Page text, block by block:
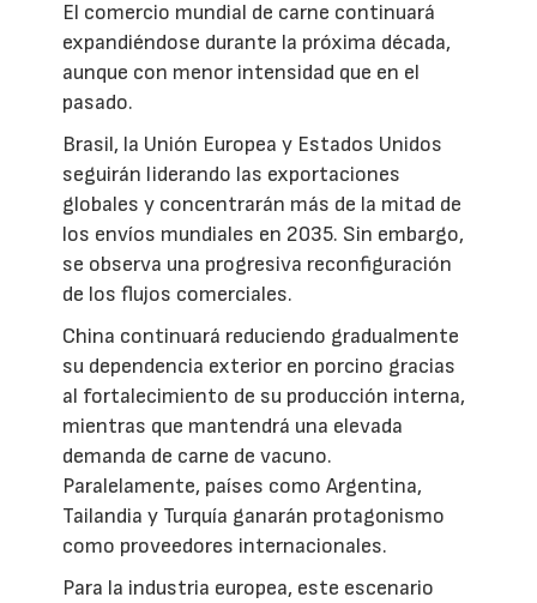
El comercio mundial de carne continuará
expandiéndose durante la próxima década,
aunque con menor intensidad que en el
pasado.
Brasil, la Unión Europea y Estados Unidos
seguirán liderando las exportaciones
globales y concentrarán más de la mitad de
los envíos mundiales en 2035. Sin embargo,
se observa una progresiva reconfiguración
de los flujos comerciales.
China continuará reduciendo gradualmente
su dependencia exterior en porcino gracias
al fortalecimiento de su producción interna,
mientras que mantendrá una elevada
demanda de carne de vacuno.
Paralelamente, países como Argentina,
Tailandia y Turquía ganarán protagonismo
como proveedores internacionales.
Para la industria europea, este escenario